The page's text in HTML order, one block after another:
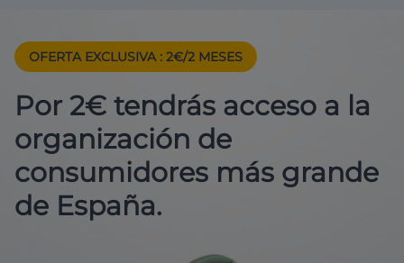
OFERTA EXCLUSIVA : 2€/2 MESES
Por 2€ tendrás acceso a la
organización de
consumidores más grande
de España.